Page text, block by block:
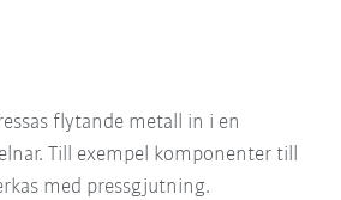
flytande metall in i en
Till exempel komponenter till
med pressgjutning.